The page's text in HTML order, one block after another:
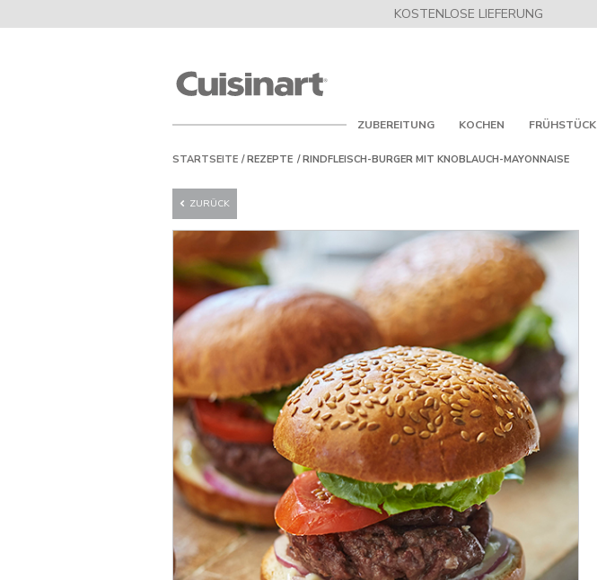
KOSTENLOSE LIEFERUNG
ZUBEREITUNG KOCHEN FRÜHSTÜCK
STARTSEITE REZEPTE RINDFLEISCH-BURGER MIT KNOBLAUCH-MAYONNAISE
ZURÜCK